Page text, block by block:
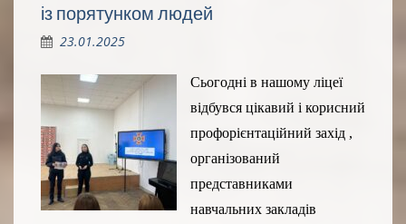
із порятунком людей
23.01.2025
Сьогодні в нашому ліцеї
відбувся цікавий і корисний
профорієнтаційний захід ,
організований
представниками
навчальних закладів